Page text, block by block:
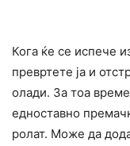
Кога ќе се испече
превртете ја и
олади. За тоа
едноставно
ролат. Може да